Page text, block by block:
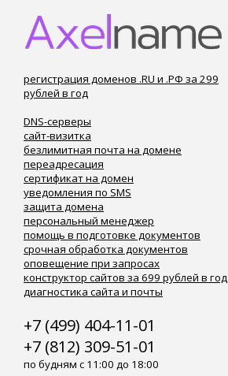
регистрация доменов .RU и .РФ за 299
рублей в год
DNS-серверы
сайт-визитка
безлимитная почта на домене
переадресация
сертификат на домен
уведомления по SMS
защита домена
персональный менеджер
помощь в подготовке документов
срочная обработка документов
оповещение при запросах
конструктор сайтов за 699 рублей в год
диагностика сайта и почты
+7 (499) 404-11-01
+7 (812) 309-51-01
по будням с 11:00 до 18:00